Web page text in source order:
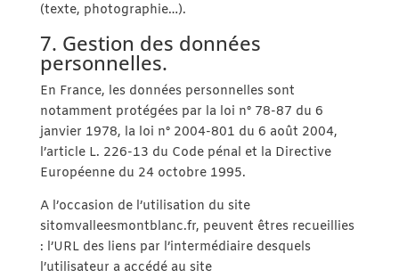
(texte, photographie…).
7. Gestion des données
personnelles.
En France, les données personnelles sont
notamment protégées par la loi n° 78-87 du 6
janvier 1978, la loi n° 2004-801 du 6 août 2004,
l’article L. 226-13 du Code pénal et la Directive
Européenne du 24 octobre 1995.
A l’occasion de l’utilisation du site
sitomvalleesmontblanc.fr, peuvent êtres recueillies
: l’URL des liens par l’intermédiaire desquels
l’utilisateur a accédé au site